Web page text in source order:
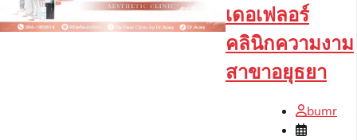
เดอเฟลอร์
คลินิกความงาม
สาขาอยุธยา
bumr